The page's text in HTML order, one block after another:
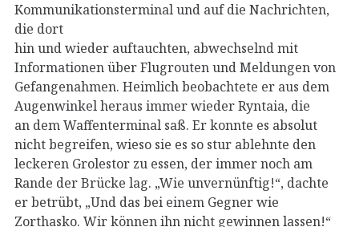
Kommunikationsterminal und auf die Nachrichten,
die dort
hin und wieder auftauchten, abwechselnd mit
Informationen über Flugrouten und Meldungen von
Gefangenahmen. Heimlich beobachtete er aus dem
Augenwinkel heraus immer wieder Ryntaia, die
an dem Waffenterminal saß. Er konnte es absolut
nicht begreifen, wieso sie es so stur ablehnte den
leckeren Grolestor zu essen, der immer noch am
Rande der Brücke lag. „Wie unvernünftig!“, dachte
er betrübt, „Und das bei einem Gegner wie
Zorthasko. Wir können ihn nicht gewinnen lassen!“